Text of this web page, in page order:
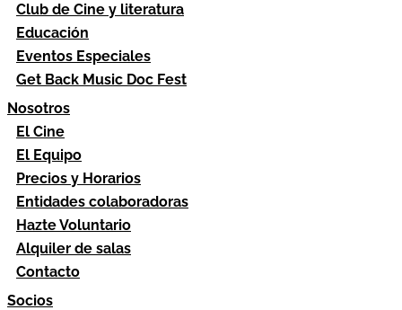
Club de Cine y literatura
Educación
Eventos Especiales
Get Back Music Doc Fest
Nosotros
El Cine
El Equipo
Precios y Horarios
Entidades colaboradoras
Hazte Voluntario
Alquiler de salas
Contacto
Socios